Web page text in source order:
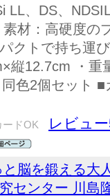
LL、DS、
材：高硬度の
クトで持ち運
縦12.7cm ・重
色2個セット
ドOK
レビュ
と脳を鍛える大
センター 川島